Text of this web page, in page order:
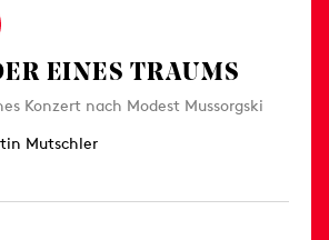
EINES TRAUMS
Konzert nach Modest Mussorgski
Mutschler